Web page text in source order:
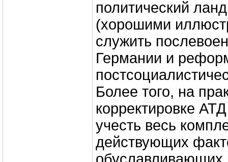
политический
(хорошими
служить
Германии и
Более того, на
корректировке
учесть весь
действующих